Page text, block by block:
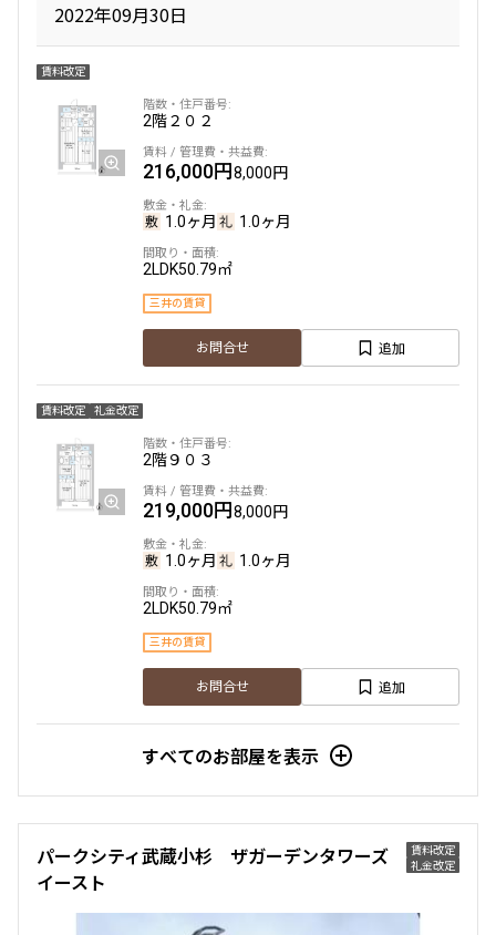
2022年09月30日
賃料改定
2階２０２
216,000円8,000円
1.0ヶ月 1.0ヶ月
2LDK50.79㎡
三井の賃貸
お問合せ 追加
賃料改定 礼金改定
2階９０３
219,000円8,000円
1.0ヶ月 1.0ヶ月
2LDK50.79㎡
三井の賃貸
お問合せ 追加
すべてのお部屋を表示
賃料改定
礼金改定
パークシティ武蔵小杉 ザガーデンタワーズ
イースト